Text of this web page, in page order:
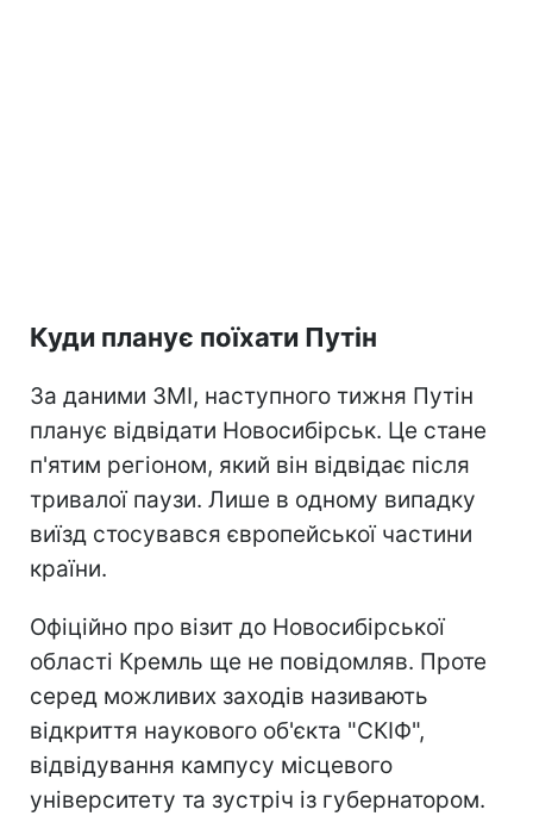
Куди планує поїхати Путін
За даними ЗМІ, наступного тижня Путін
планує відвідати Новосибірськ. Це стане
п'ятим регіоном, який він відвідає після
тривалої паузи. Лише в одному випадку
виїзд стосувався європейської частини
країни.
Офіційно про візит до Новосибірської
області Кремль ще не повідомляв. Проте
серед можливих заходів називають
відкриття наукового об'єкта "СКІФ",
відвідування кампусу місцевого
університету та зустріч із губернатором.